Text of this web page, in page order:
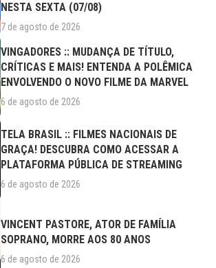
NESTA SEXTA (07/08)
7 de agosto de 2026
VINGADORES :: MUDANÇA DE TÍTULO,
CRÍTICAS E MAIS! ENTENDA A POLÊMICA
ENVOLVENDO O NOVO FILME DA MARVEL
6 de agosto de 2026
TELA BRASIL :: FILMES NACIONAIS DE
GRAÇA! DESCUBRA COMO ACESSAR A
PLATAFORMA PÚBLICA DE STREAMING
6 de agosto de 2026
VINCENT PASTORE, ATOR DE FAMÍLIA
SOPRANO, MORRE AOS 80 ANOS
6 de agosto de 2026